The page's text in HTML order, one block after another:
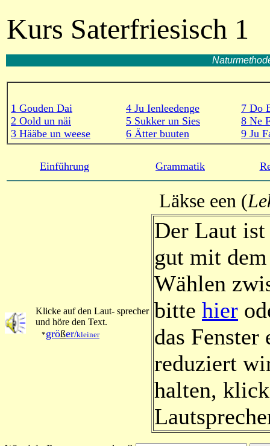
Kurs Saterfriesisch 1
1 Gouden Dai
2 Oold un näi
3 Hääbe un weese
4 Ju Ienleedenge
5 Sukker un Sies
6 Ätter buuten
7 Do
8 Ne
9 Ju
Einführung Grammatik
Läkse een (
Klicke auf den Laut- sprecher
und höre den Text.
*größer/kleiner
Der Laut
gut mit
Wählen
bitte hier
das
reduziert
halten,